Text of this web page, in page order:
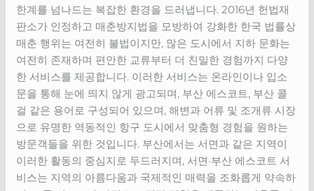
한계를 넘나드는 복잡한 환경을 드러냅니다. 2016년 헌법재
판소가 인정하고 매춘방지법을 모방하여 강화한 한국 법률상
매춘 행위는 여전히 불법이지만, 많은 도시에서 지하 문화는
여전히 존재하며 편안한 교류부터 더 친밀한 경험까지 다양
한 서비스를 제공합니다. 이러한 서비스는 온라인이나 입소
문을 통해 눈에 띄지 않게 광고되며, 부산 에스코트, 부산 콜
걸 같은 용어로 구성되어 있으며, 해변과 어류 및 조개류 시장
으로 유명한 역동적인 항구 도시에서 맞춤형 경험을 원하는
방문객들을 위한 것입니다. 부산에서는 서면과 같은 지역이
이러한 활동의 중심지로 두드러지며, 서면·부산 에스코트 서
비스는 지역의 아름다움과 국제적인 매력을 조화롭게 약속하